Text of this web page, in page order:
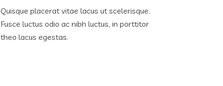
Quisque placerat vitae lacus ut scelerisque.
Fusce luctus odio ac nibh luctus, in porttitor
theo lacus egestas.